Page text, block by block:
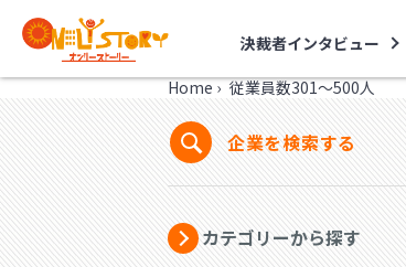
決裁者インタビュー
Home › 従業員数301～500人
企業を検索する
カテゴリーから探す